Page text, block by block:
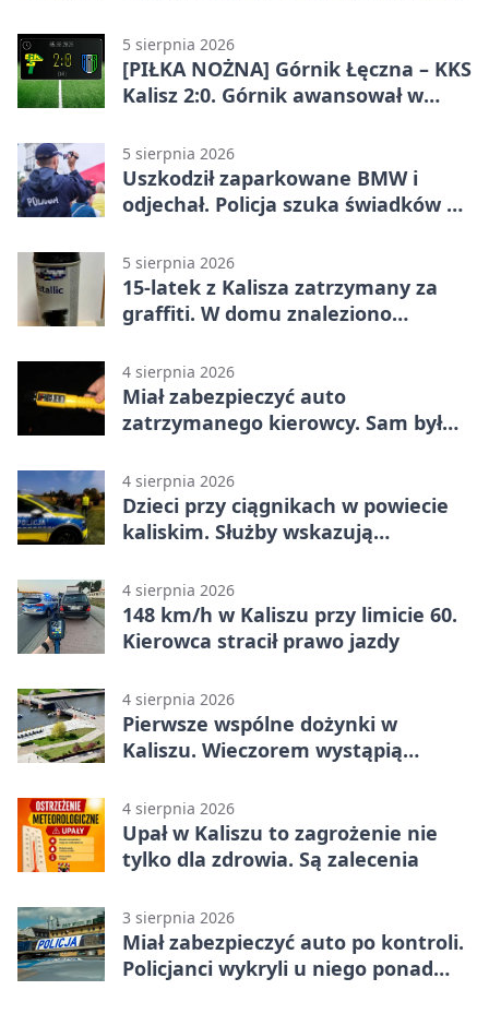
5 sierpnia 2026
[PIŁKA NOŻNA] Górnik Łęczna – KKS
Kalisz 2:0. Górnik awansował w
5 sierpnia 2026
Uszkodził zaparkowane BMW i
odjechał. Policja szuka świadków w
5 sierpnia 2026
15-latek z Kalisza zatrzymany za
graffiti. W domu znaleziono
4 sierpnia 2026
Miał zabezpieczyć auto
zatrzymanego kierowcy. Sam był
4 sierpnia 2026
Dzieci przy ciągnikach w powiecie
kaliskim. Służby wskazują
4 sierpnia 2026
148 km/h w Kaliszu przy limicie 60.
Kierowca stracił prawo jazdy
4 sierpnia 2026
Pierwsze wspólne dożynki w
Kaliszu. Wieczorem wystąpią
4 sierpnia 2026
Upał w Kaliszu to zagrożenie nie
tylko dla zdrowia. Są zalecenia
3 sierpnia 2026
Miał zabezpieczyć auto po kontroli.
Policjanci wykryli u niego ponad